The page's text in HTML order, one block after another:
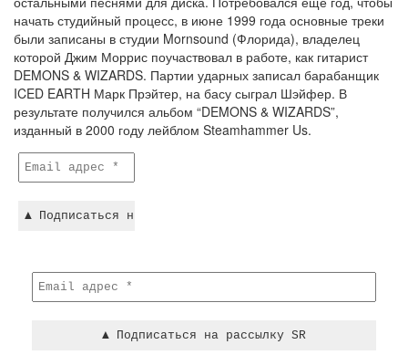
начать студийный процесс, в июне 1999 года основные треки
были записаны в студии Mornsound (Флорида), владелец
которой Джим Моррис поучаствовал в работе, как гитарист
DEMONS & WIZARDS. Партии ударных записал барабанщик
ICED EARTH Марк Прэйтер, на басу сыграл Шэйфер. В
результате получился альбом “DEMONS & WIZARDS”,
изданный в 2000 году лейблом Steamhammer Us.